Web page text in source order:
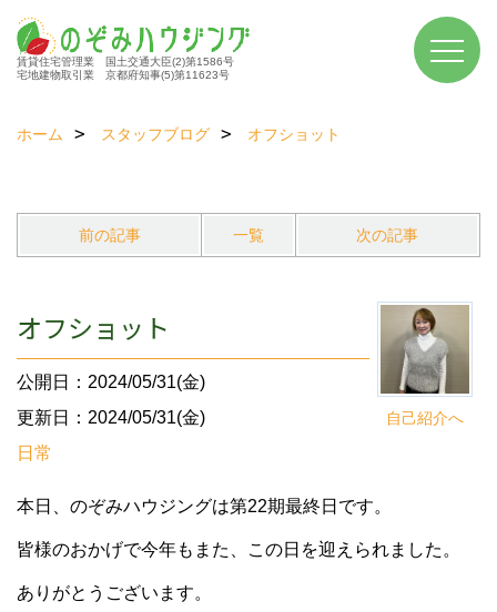
賃貸住宅管理業 国土交通大臣(2)第1586号
宅地建物取引業 京都府知事(5)第11623号
ホーム スタッフブログ オフショット
前の記事 一覧 次の記事
自己紹介へ
オフショット
公開日：2024/05/31(金)
更新日：2024/05/31(金)
日常
本日、のぞみハウジングは第22期最終日です。
皆様のおかげで今年もまた、この日を迎えられました。
ありがとうございます。